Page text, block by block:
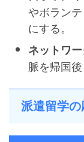
やボラン
にする。
ネットワ
脈を帰国
派遣留学